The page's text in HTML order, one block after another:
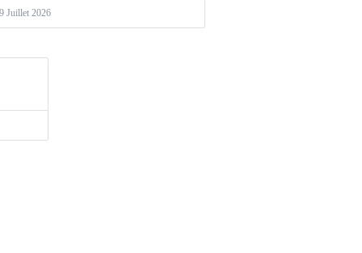
Juillet 2026